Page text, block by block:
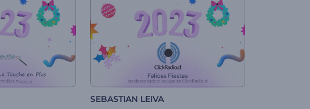
SEBASTIAN LEIVA